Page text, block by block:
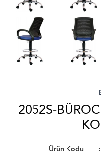
2052S-
Ürün Kodu